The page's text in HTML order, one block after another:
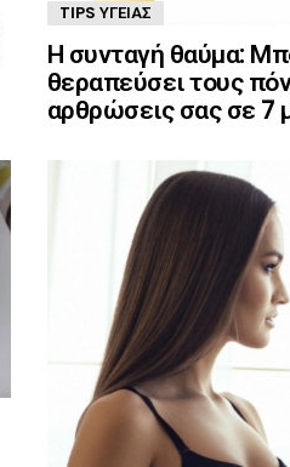
TIPS ΥΓΕΊΑΣ
Η συνταγή θαύμα:
θεραπεύσει τους
αρθρώσεις σας σε 7